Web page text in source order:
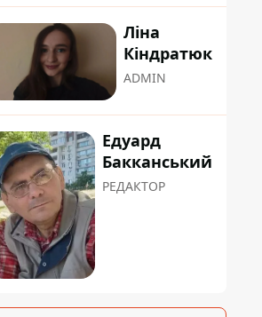
Ліна
Кіндратюк
ADMIN
Едуард
Бакканський
РЕДАКТОР